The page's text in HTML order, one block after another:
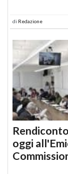
di Redazione
oggi